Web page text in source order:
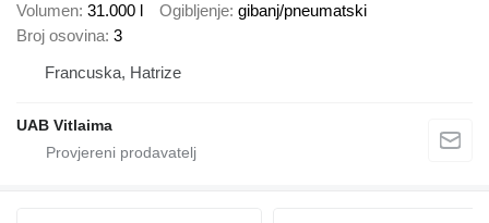
Volumen 31.000 l Ogibljenje gibanj/pneumatski
Broj osovina 3
Francuska, Hatrize
UAB Vitlaima